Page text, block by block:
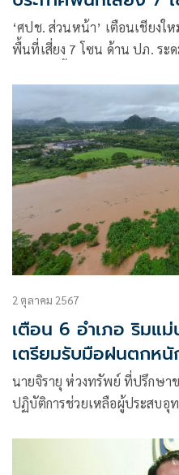
‘ศปช. ส่วนหน้า’ เตือนเชียงใ
พื้นที่เสี่ยง 7 โซน ด้าน ปภ. ระ
2 ตุลาคม 2567
เตือน 6 อำเภอ ริมแม่
เตรียมรับมือฝนตกห
นายจิรายุ ห่วงทรัพย์ ที่ปรึกษา
ปฏิบัติการช่วยเหลือผู้ประสบอุ
การคาดการณ์ของกรมอุตุนิยม